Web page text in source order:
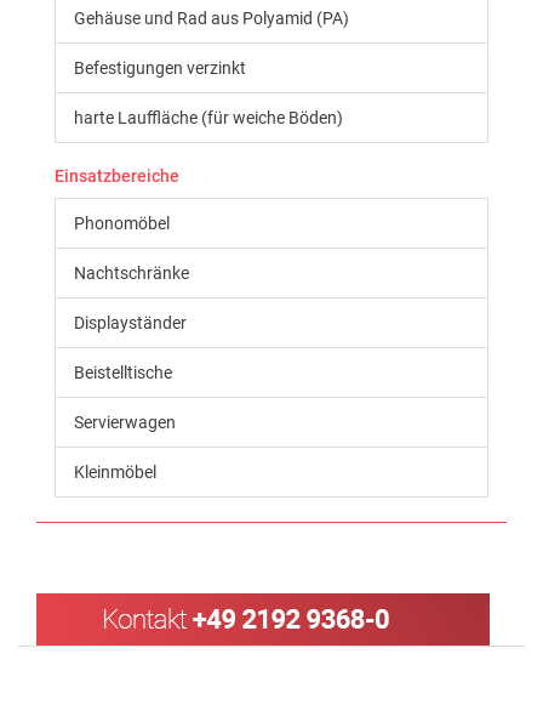
Gehäuse und Rad aus Polyamid (PA)
Befestigungen verzinkt
harte Lauffläche (für weiche Böden)
Einsatzbereiche
Phonomöbel
Nachtschränke
Displayständer
Beistelltische
Servierwagen
Kleinmöbel